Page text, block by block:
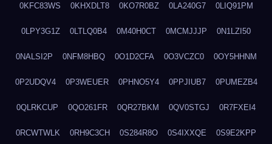
0KFC83WS 0KHXDLT8 0KO7R0BZ 0LA240G7 0LIQ91PM
0LPY3G1Z 0LTLQ0B4 0M40H0CT 0MCMJJJP 0N1LZI50
0NALSI2P 0NFM8HBQ 0O1D2CFA 0O3VCZC0 0OY5HHNM
0P2UDQV4 0P3WEUER 0PHNO5Y4 0PPJIUB7 0PUMEZB4
0QLRKCUP 0QO261FR 0QR27BKM 0QV0STGJ 0R7FXEI4
0RCWTWLK 0RH9C3CH 0S284R8O 0S4IXXQE 0S9E2KPP